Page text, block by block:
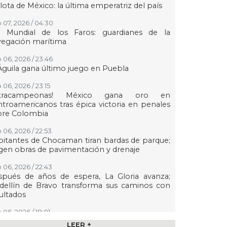
de México: la última emperatriz del país
07, 2026 / 04:30
Mundial de los Faros: guardianes de la
marítima
06, 2026 / 23:46
gana último juego en Puebla
06, 2026 / 23:15
México gana oro en
tras épica victoria en penales
Colombia
06, 2026 / 22:53
de Chocaman tiran bardas de parque;
obras de pavimentación y drenaje
06, 2026 / 22:43
de años de espera, La Gloria avanza;
de Bravo transforma sus caminos con
06, 2026 / 18:01
transmisión especial y emotivo convivio
LEER +